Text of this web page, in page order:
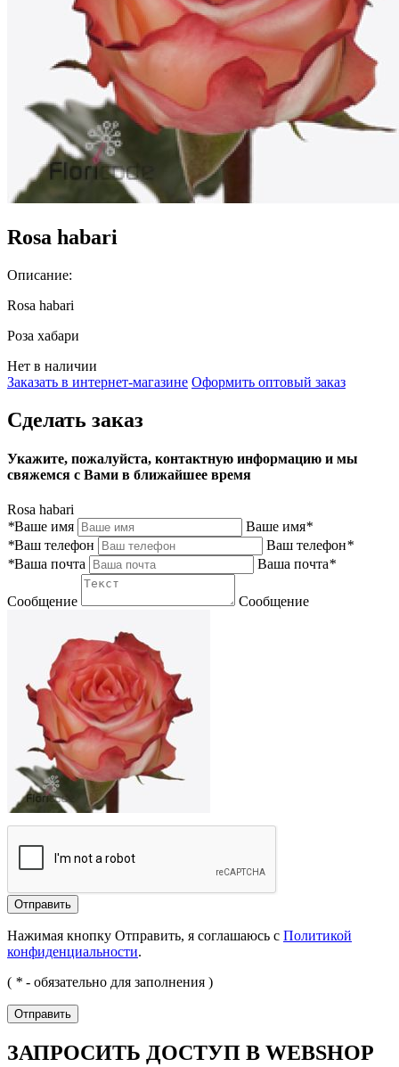
Rosa habari
Описание:
Rosa habari
Роза хабари
Нет в наличии
Заказать в интернет-магазине Оформить оптовый заказ
Сделать заказ
Укажите, пожалуйста, контактную информацию и мы
свяжемся с Вами в ближайшее время
Rosa habari
*Ваше имя Ваше имя*
*Ваш телефон Ваш телефон*
*Ваша почта Ваша почта*
Сообщение Сообщение
Отправить
Нажимая кнопку Отправить, я соглашаюсь с Политикой
конфиденциальности.
( * - обязательно для заполнения )
Отправить
ЗАПРОСИТЬ ДОСТУП В WEBSHOP